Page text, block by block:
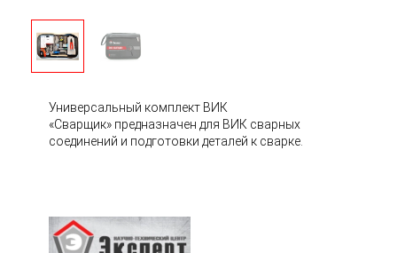
Универсальный комплект ВИК
«Сварщик» предназначен для ВИК сварных
соединений и подготовки деталей к сварке.